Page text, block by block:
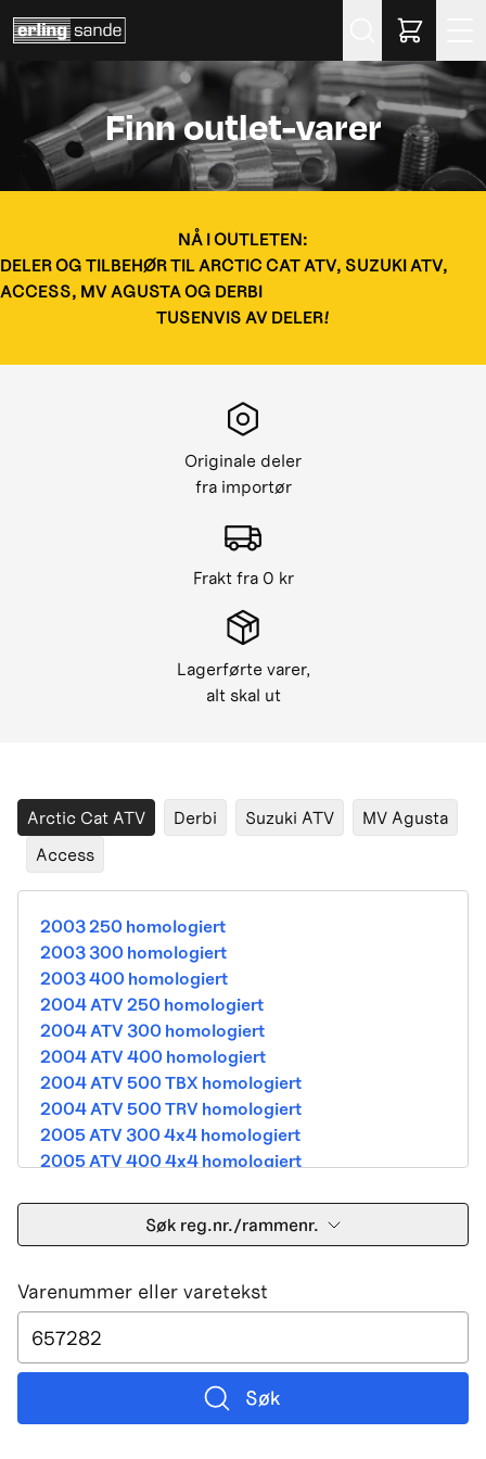
Finn outlet-varer
NÅ I OUTLETEN:
DELER OG TILBEHØR TIL ARCTIC CAT ATV, SUZUKI ATV,
ACCESS, MV AGUSTA OG DERBI
TUSENVIS AV DELER!
Originale deler
fra importør
Frakt fra 0 kr
Lagerførte varer,
alt skal ut
Arctic Cat ATV Derbi Suzuki ATV
MV Agusta
Access
2003 250 homologiert
2003 300 homologiert
2003 400 homologiert
2004 ATV 250 homologiert
2004 ATV 300 homologiert
2004 ATV 400 homologiert
2004 ATV 500 TBX homologiert
2004 ATV 500 TRV homologiert
2005 ATV 300 4x4 homologiert
2005 ATV 400 4x4 homologiert
2005 ATV 500 TRV homologiert
2005 ATV 500i 4x4A homologiert
2005 DVX 400 street homologiert
2006 250 Utility Street Legal
2006 400 Street Legal
2006 400 3in1 Street Legal
2006 400 dvx street-2x4 homologated b390b
2006 500 4x4A Street Legal
Søk reg.nr./rammenr.
Varenummer eller varetekst
Søk